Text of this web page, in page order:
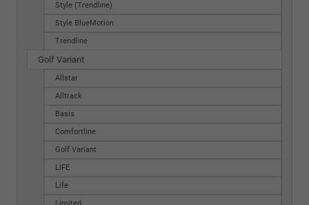
Style (Trendline)
Style BlueMotion
Trendline
Golf Variant
Allstar
Alltrack
Basis
Comfortline
Golf Variant
LIFE
Life